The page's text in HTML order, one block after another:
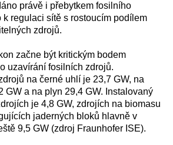
právě i přebytkem fosilního
k regulaci sítě s rostoucím podílem
zdrojů.
začne být kritickým bodem
uzavírání fosilních zdrojů.
na černé uhlí je 23,7 GW, na
GW a na plyn 29,4 GW. Instalovaný
je 4,8 GW, zdrojích na biomasu
jaderných bloků hlavně v
9,5 GW (zdroj Fraunhofer ISE).